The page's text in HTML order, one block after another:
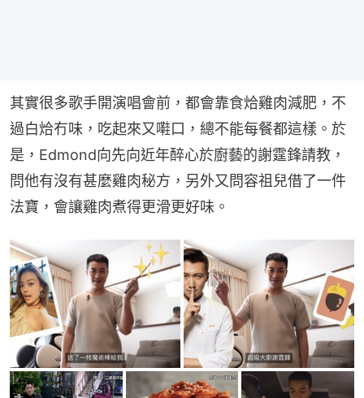
其實很多歌手開演唱會前，都會靠食烚雞肉減肥，不
過白烚冇味，吃起來又嚡口，總不能每餐都這樣。於
是，Edmond向先向近年醉心於廚藝的謝霆鋒請教，
問他有沒有甚麼雞肉秘方，另外又問容祖兒借了一件
法寶，會讓雞肉煮得更滑更好味。